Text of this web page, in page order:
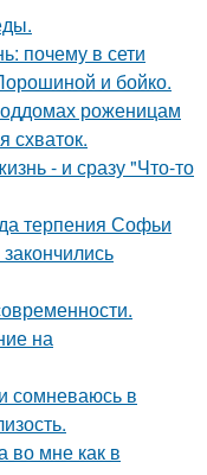
почему в сети
и бойко.
роженицам
схваток.
- и сразу "Что-то
терпения Софьи
на
сомневаюсь в
во мне как в